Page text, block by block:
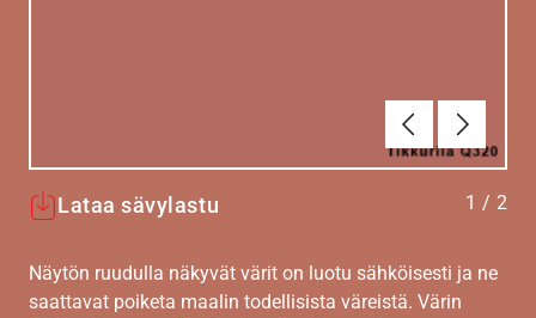
Edellinen
Lataa sävylastu 1 / 2
Näytön ruudulla näkyvät värit on luotu sähköisesti ja ne
saattavat poiketa maalin todellisista väreistä. Värin